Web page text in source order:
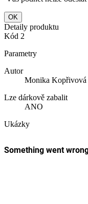
OK
Detaily produktu
Kód 2
Parametry
Autor
Monika Kopřivová
Lze dárkově zabalit
ANO
Ukázky